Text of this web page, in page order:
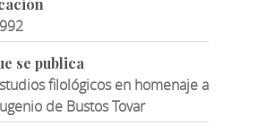
se publica
filológicos en homenaje a
de Bustos Tovar